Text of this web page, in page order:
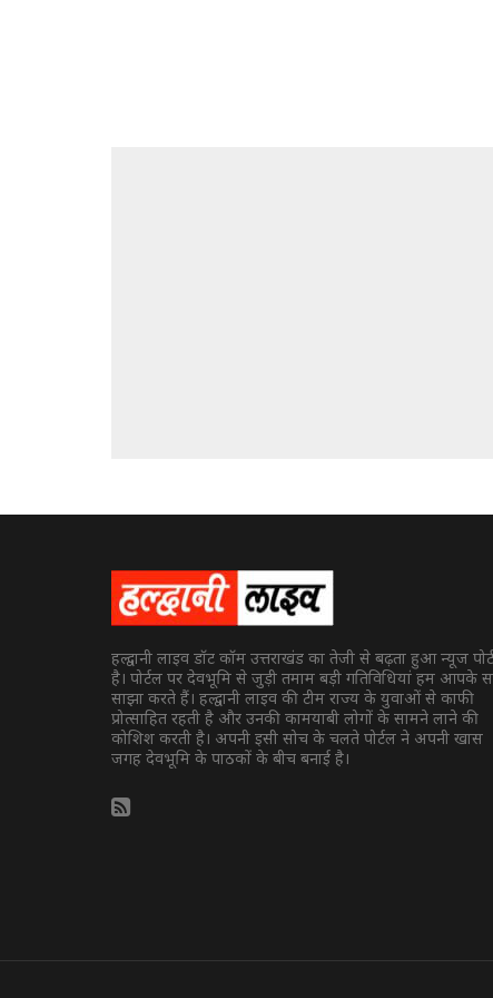
हल्द्वानी लाइव डॉट कॉम उत्तराखंड का तेजी से बढ़ता हुआ न्यूज
है। पोर्टल पर देवभूमि से जुड़ी तमाम बड़ी गतिविधियां हम आपके
साझा करते हैं। हल्द्वानी लाइव की टीम राज्य के युवाओं से काफी
प्रोत्साहित रहती है और उनकी कामयाबी लोगों के सामने लाने की
कोशिश करती है। अपनी इसी सोच के चलते पोर्टल ने अपनी खास
जगह देवभूमि के पाठकों के बीच बनाई है।